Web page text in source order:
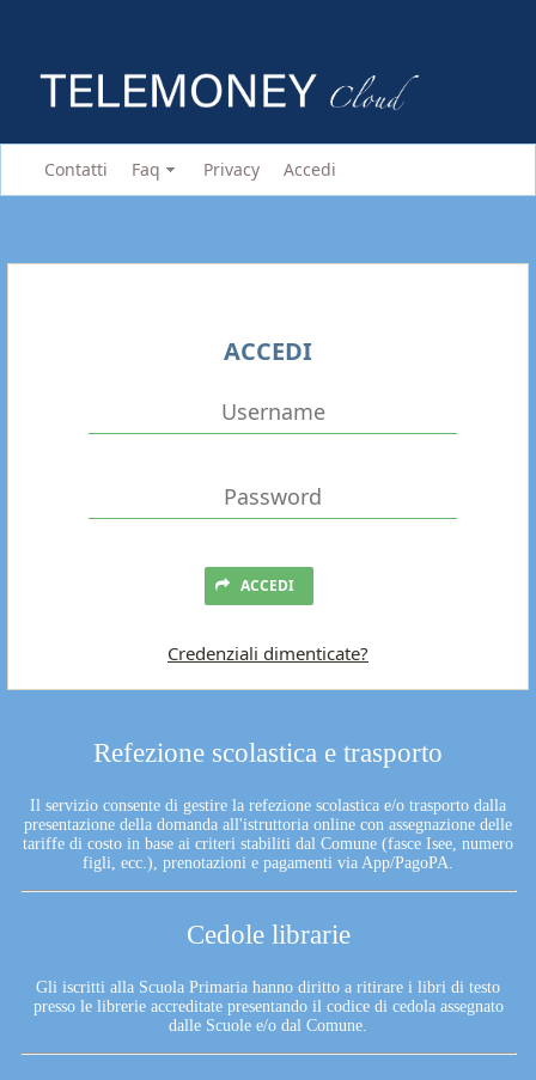
Contatti Faq Privacy Accedi
Refezione scolastica e trasporto
Il servizio consente di gestire la refezione scolastica e/o trasporto dalla
presentazione della domanda all'istruttoria online con assegnazione delle
tariffe di costo in base ai criteri stabiliti dal Comune (fasce Isee, numero
figli, ecc.), prenotazioni e pagamenti via App/PagoPA.
Cedole librarie
Gli iscritti alla Scuola Primaria hanno diritto a ritirare i libri di testo
presso le librerie accreditate presentando il codice di cedola assegnato
dalle Scuole e/o dal Comune.
ACCEDI
ACCEDI
Credenziali dimenticate?